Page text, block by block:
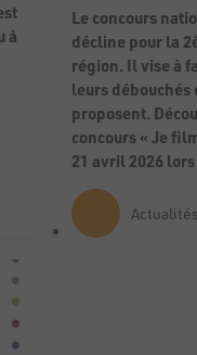
à
Le concours
décline pour la
région. Il vise à
leurs
proposent.
concours « Je
21 avril 2026
Actualités